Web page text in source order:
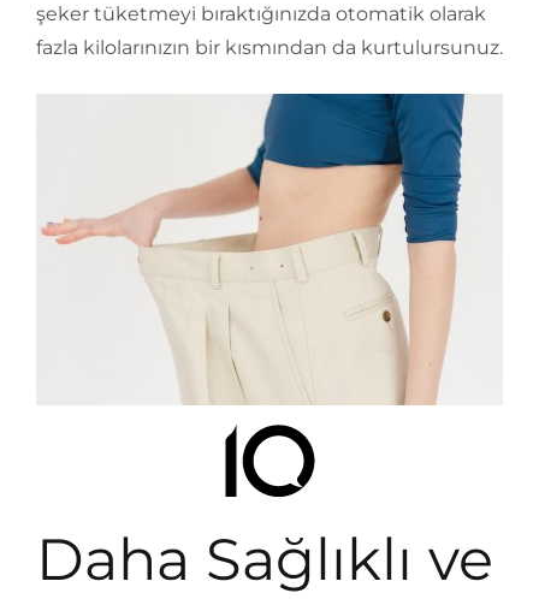
şeker tüketmeyi bıraktığınızda otomatik olarak
fazla kilolarınızın bir kısmından da kurtulursunuz.
Daha Sağlıklı ve